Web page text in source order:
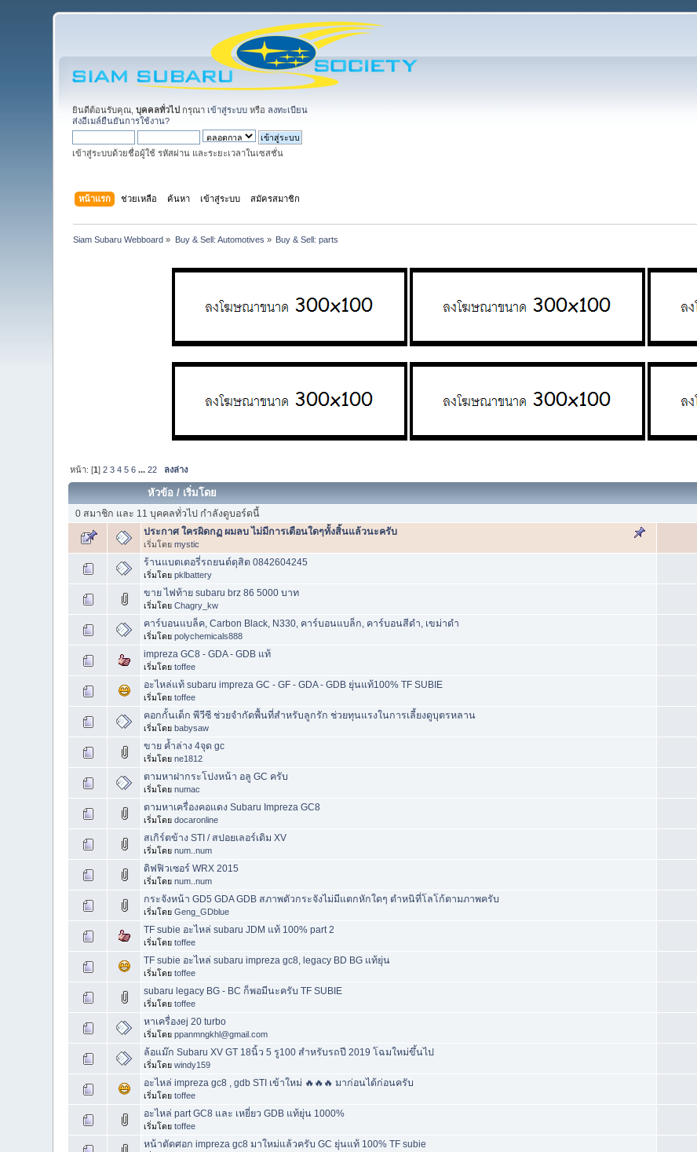
ยินดีต้อนรับคุณ,บุคคลทั่วไป กรุณา เข้าสู่ระบบ หรือ ลงทะเบียน
ส่งอีเมล์ยืนยันการใช้งาน?
เข้าสู่ระบบด้วยชื่อผู้ใช้ รหัสผ่าน และระยะเวลาในเซสชั่น
หน้าแรก ช่วยเหลือ ค้นหา เข้าสู่ระบบ สมัครสมาชิก
Siam Subaru Webboard » Buy & Sell: Automotives » Buy & Sell: parts
หน้า: [1]2 3 4 5 6 ...22 ลงล่าง
หัวข้อ / เริ่มโดย
0 สมาชิก และ 11 บุคคลทั่วไป กำลังดูบอร์ดนี้
ประกาศ ใครผิดกฏ ผมลบ ไม่มีการเตือนใดๆทั้งสิ้นแล้วนะครับ
เริ่มโดยmystic
ร้านแบตเตอรี่รถยนต์ดุสิต 0842604245
เริ่มโดยpklbattery
ขาย ไฟท้าย subaru brz 86 5000 บาท
เริ่มโดยChagry_kw
คาร์บอนแบล็ค, Carbon Black, N330, คาร์บอนแบล็ก, คาร์บอนสีดำ, เขม่าดำ
เริ่มโดยpolychemicals888
impreza GC8 - GDA - GDB แท้
เริ่มโดยtoffee
อะไหล่แท้ subaru impreza GC - GF - GDA - GDB ยุ่นแท้100% TF SUBIE
เริ่มโดยtoffee
คอกกั้นเด็ก พีวีซี ช่วยจำกัดพื้นที่สำหรับลูกรัก ช่วยทุนแรงในการเลี้ยงดูบุตรหลาน
เริ่มโดยbabysaw
ขาย ค้ำล่าง 4จุด gc
เริ่มโดยne1812
ตามหาฝากระโปงหน้า อลู GC ครับ
เริ่มโดยnumac
ตามหาเครื่องคอแดง Subaru Impreza GC8
เริ่มโดยdocaronline
สเกิร์ตข้าง STI / สปอยเลอร์เดิม XV
เริ่มโดยnum..num
ดิฟฟิวเซอร์ WRX 2015
เริ่มโดยnum..num
กระจังหน้า GD5 GDA GDB สภาพตัวกระจังไม่มีแตกหักใดๆ ตำหนิที่โลโก้ตามภาพครับ
เริ่มโดยGeng_GDblue
TF subie อะไหล่ subaru JDM แท้ 100% part 2
เริ่มโดยtoffee
TF subie อะไหล่ subaru impreza gc8, legacy BD BG แท้ยุ่น
เริ่มโดยtoffee
subaru legacy BG - BC ก็พอมีนะครับ TF SUBIE
เริ่มโดยtoffee
หาเครื่องej 20 turbo
เริ่มโดยppanmngkhl@gmail.com
ล้อแม๊ก Subaru XV GT 18นิ้ว 5 รู100 สำหรับรถปี 2019 โฉมใหม่ขึ้นไป
เริ่มโดยwindy159
อะไหล่ impreza gc8 , gdb STI เข้าใหม่ 🔥🔥🔥 มาก่อนได้ก่อนครับ
เริ่มโดยtoffee
อะไหล่ part GC8 และ เหยี่ยว GDB แท้ยุ่น 1000%
เริ่มโดยtoffee
หน้าตัดศอก impreza gc8 มาใหม่แล้วครับ GC ยุ่นแท้ 100% TF subie